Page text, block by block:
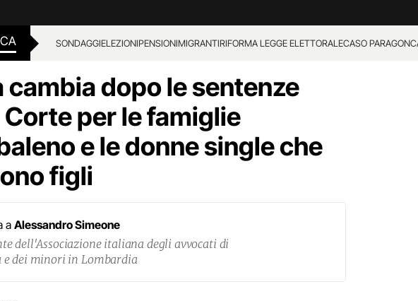
SONDAGGIELEZIONIPENSIONIMIGRANTIRIFORMA LEGGE ELETTORALECASO PARAGON
cambia dopo le sentenze
per le famiglie
e le donne single che
figli
a Alessandro Simeone
dell'Associazione italiana degli avvocati di
e dei minori in Lombardia